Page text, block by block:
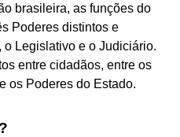
brasileira, as funções do
Poderes distintos e
Legislativo e o Judiciário.
entre cidadãos, entre os
os Poderes do Estado.